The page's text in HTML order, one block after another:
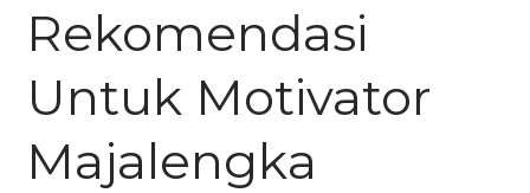
Rekomendasi
Untuk Motivator
Majalengka